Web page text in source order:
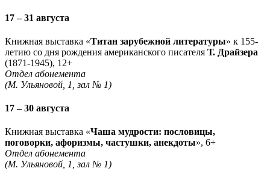
17 – 31 августа
Книжная выставка «Титан зарубежной литературы» к 155-
летию со дня рождения американского писателя Т. Драйзера
(1871-1945), 12+
Отдел абонемента
(М. Ульяновой, 1, зал № 1)
17 – 30 августа
Книжная выставка «Чаша мудрости: пословицы,
поговорки, афоризмы, частушки, анекдоты», 6+
Отдел абонемента
(М. Ульяновой, 1, зал № 1)